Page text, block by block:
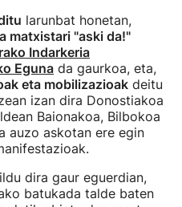
larunbat honetan,
matxistari "aski da!"
Indarkeria
Eguna da gaurkoa, eta,
eta mobilizazioak deitu
izan dira Donostiakoa
Baionakoa, Bilbokoa
auzo askotan ere egin
dira gaur eguerdian,
batukada talde baten